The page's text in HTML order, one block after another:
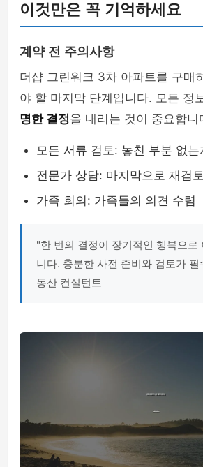
이것만은 꼭 기억하세요
계약 전 주의사항
더샵 그린워크 3차 아파트를 구매
야 할 마지막 단계입니다. 모든 정
명한 결정을 내리는 것이 중요합니
모든 서류 검토: 놓친 부분 없는
전문가 상담: 마지막으로 재검토
가족 회의: 가족들의 의견 수렴
"한 번의 결정이 장기적인 행복으로
니다. 충분한 사전 준비와 검토가
동산 컨설턴트